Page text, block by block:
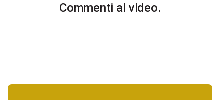
Commenti al video.